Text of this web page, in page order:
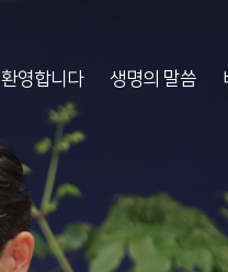
환영합니다 생명의 말씀